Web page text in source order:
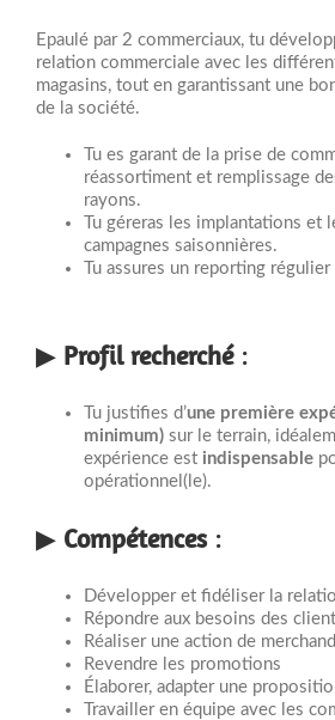
Epaulé par 2 commerciaux, tu
relation commerciale avec les
magasins, tout en garantissant une
de la société.
Tu es garant de la prise de
réassortiment et remplissage
rayons.
Tu géreras les implantations et
campagnes saisonnières.
Tu assures un reporting
▶ Profil recherché:
Tu justifies d’une première
minimum)sur le terrain,
expérience est indispensable
opérationnel(le).
▶ Compétences:
Développer et fidéliser la
Répondre aux besoins des
Réaliser une action de
Revendre les promotions
Élaborer, adapter une
Travailler en équipe avec les